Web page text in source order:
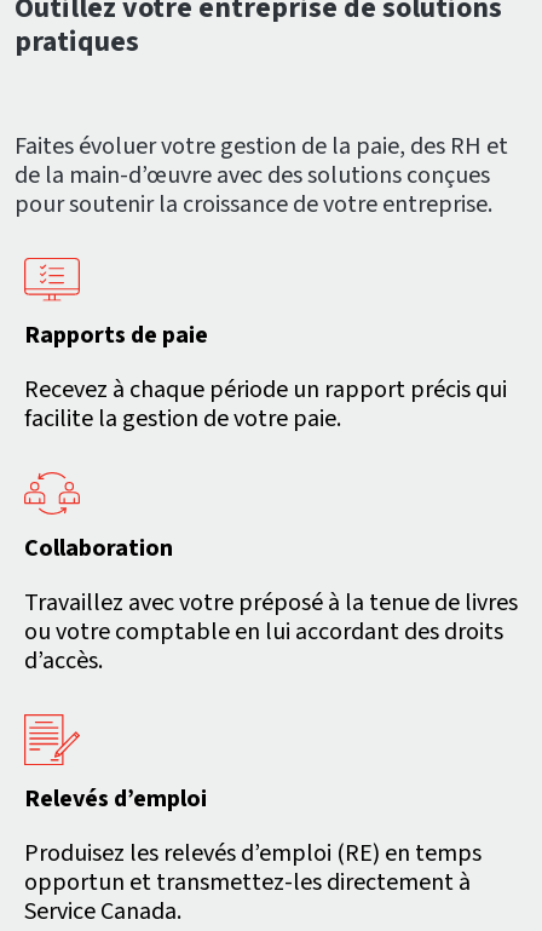
pratiques
Faites évoluer votre gestion de la paie, des RH et
de la main-d’œuvre avec des solutions conçues
pour soutenir la croissance de votre entreprise.
Rapports de paie
Recevez à chaque période un rapport précis qui
facilite la gestion de votre paie.
Collaboration
Travaillez avec votre préposé à la tenue de livres
ou votre comptable en lui accordant des droits
d’accès.
Relevés d’emploi
Produisez les relevés d’emploi (RE) en temps
opportun et transmettez-les directement à
Service Canada.